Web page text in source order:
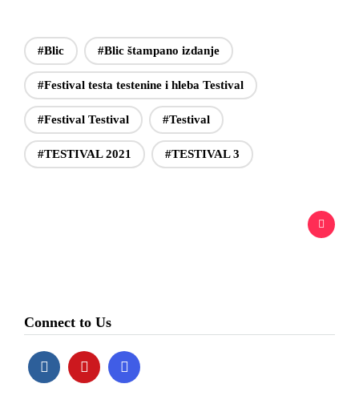
#Blic #Blic štampano izdanje
#Festival testa testenine i hleba Testival
#Festival Testival #Testival
#TESTIVAL 2021 #TESTIVAL 3
Connect to Us